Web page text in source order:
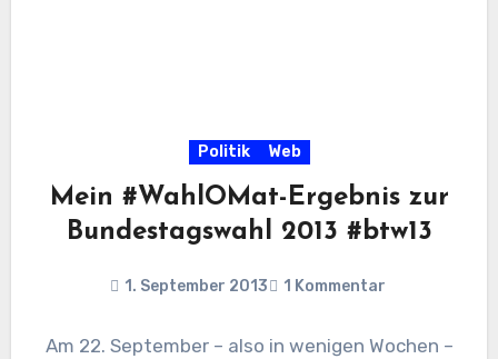
Politik Web
Mein #WahlOMat-Ergebnis zur
Bundestagswahl 2013 #btw13
1. September 2013 1 Kommentar
Am 22. September – also in wenigen Wochen –